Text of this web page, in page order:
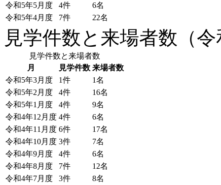
令和5年5月度
4件
6名
令和5年4月度
7件 22名
見学件数と来場者数（
見学件数と来場者数
月
見学件数 来場者数
令和5年3月度
1件
1名
令和5年2月度
4件
16名
令和5年1月度
4件
9名
令和4年12月度 4件
6名
令和4年11月度 6件
17名
令和4年10月度 3件
7名
令和4年9月度
4件
6名
令和4年8月度
7件
12名
令和4年7月度
3件
8名